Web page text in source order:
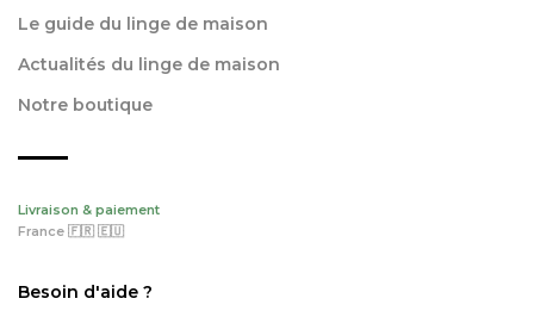
Le guide du linge de maison
Actualités du linge de maison
Notre boutique
Livraison & paiement
France 🇫🇷 🇪🇺
Besoin d'aide ?